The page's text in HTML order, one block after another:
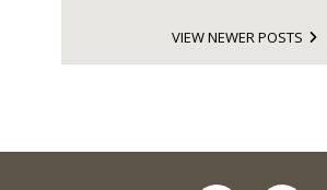
VIEW NEWER POSTS